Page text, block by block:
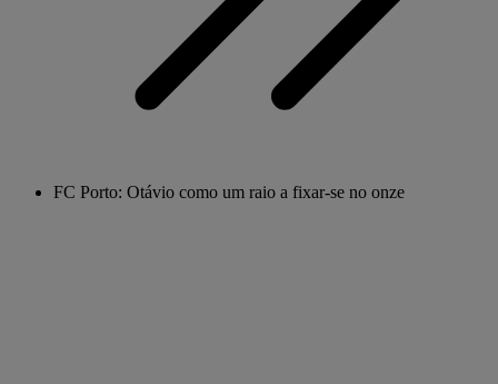
FC Porto: Otávio como um raio a fixar-se no onze